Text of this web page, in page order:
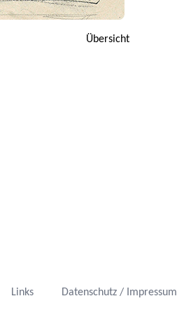
Übersicht
Links Datenschutz / Impressum